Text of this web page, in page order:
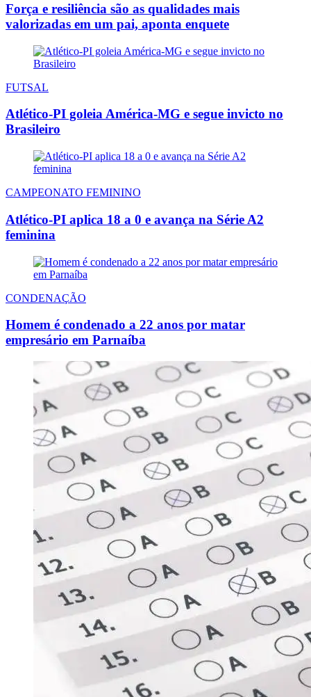
Força e resiliência são as qualidades mais
valorizadas em um pai, aponta enquete
FUTSAL
Atlético-PI goleia América-MG e segue invicto no
Brasileiro
CAMPEONATO FEMININO
Atlético-PI aplica 18 a 0 e avança na Série A2
feminina
CONDENAÇÃO
Homem é condenado a 22 anos por matar
empresário em Parnaíba